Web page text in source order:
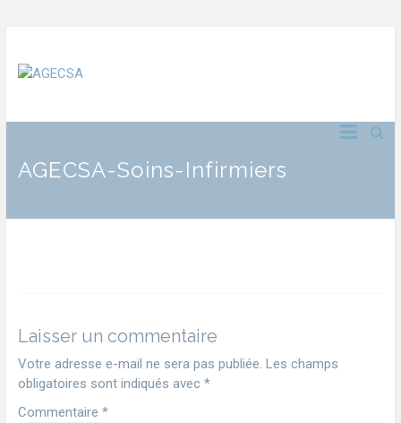
AGECSA-Soins-Infirmiers
Laisser un commentaire
Votre adresse e-mail ne sera pas publiée. Les champs
obligatoires sont indiqués avec *
Commentaire *